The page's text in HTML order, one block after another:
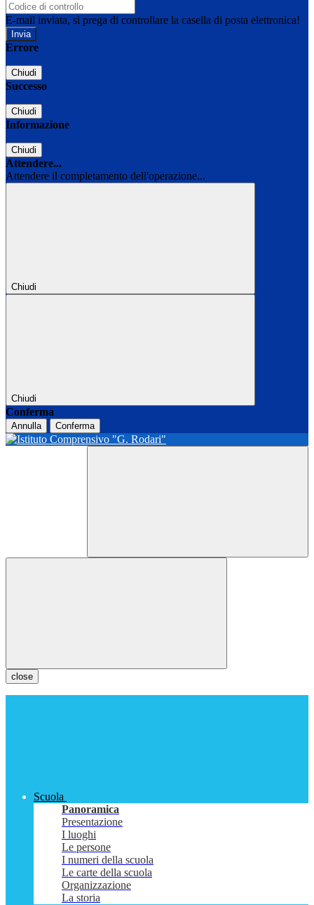
E-mail inviata, si prega di controllare la casella di posta elettronica!
Errore
Chiudi
Successo
Chiudi
Informazione
Chiudi
Attendere...
Attendere il completamento dell'operazione...
Chiudi
Chiudi
Conferma
Annulla Conferma
close
Scuola
Panoramica
Presentazione
I luoghi
Le persone
I numeri della scuola
Le carte della scuola
Organizzazione
La storia